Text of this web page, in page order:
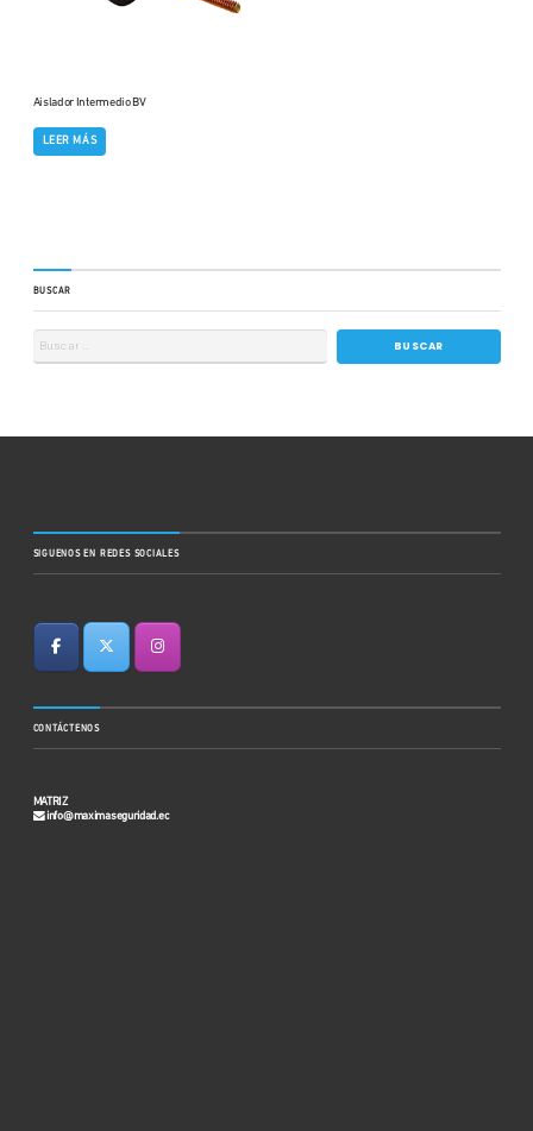
Aislador Intermedio BV
LEER MÁS
BUSCAR
SIGUENOS EN REDES SOCIALES
CONTÁCTENOS
MATRIZ
info@maximaseguridad.ec